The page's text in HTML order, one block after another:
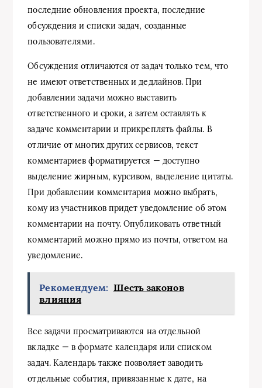
последние обновления проекта, последние
обсуждения и списки задач, созданные
пользователями.
Обсуждения отличаются от задач только тем, что
не имеют ответственных и дедлайнов. При
добавлении задачи можно выставить
ответственного и сроки, а затем оставлять к
задаче комментарии и прикреплять файлы. В
отличие от многих других сервисов, текст
комментариев форматируется — доступно
выделение жирным, курсивом, выделение цитаты.
При добавлении комментария можно выбрать,
кому из участников придет уведомление об этом
комментарии на почту. Опубликовать ответный
комментарий можно прямо из почты, ответом на
уведомление.
Рекомендуем: Шесть законов
влияния
Все задачи просматриваются на отдельной
вкладке — в формате календаря или списком
задач. Календарь также позволяет заводить
отдельные события, привязанные к дате, на